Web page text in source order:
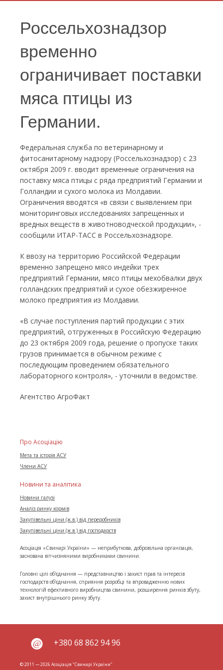
Россельхознадзор
временно
ограничивает поставки
мяса птицы из
Германии.
Федеральная служба по ветеринарному и
фитосанитарному надзору (Россельхознадзор) с 23
октября 2009 г. вводит временные ограничения на
поставку мяса птицы с ряда предприятий Германии и
Голландии и сухого молока из Молдавии.
Ограничения вводятся «в связи с выявлением при
мониторинговых исследованиях запрещенных и
вредных веществ в животноводческой продукции», -
сообщили ИТАР-ТАСС в Россельхознадзоре.
К ввозу на территорию Российской Федерации
временно запрещено мясо индейки трех
предприятий Германии, мясо птицы мехобвалки двух
голландских предприятий и сухое обезжиренное
молоко предприятия из Молдавии.
«В случае поступления партий продукции с этих
предприятий, отгруженных в Российскую Федерацию
до 23 октября 2009 года, решение о пропуске таких
грузов принимается в обычном режиме с
последующим проведением обязательного
лабораторного контроля», - уточнили в ведомстве.
Агентство АгроФакт
Про Асоціацію
Мета та історія АСУ
Члени АСУ
Новини та аналітика
Новини галузі
Аналіз ринку кормів
Закупівельні ціни (ж.в.) від переробників
Закупівельні ціни (ж.в.) від господарств
Асоціація «Свинарі України» — неприбуткова, добровільна організація,
заснована вітчизняними виробниками свинини.
Головні цілі об'єднання — представництво і захист прав та інтересів
господарств об’єднання, сприяння розробці та впровадженню нових
технологій ефективного виробництва свинини, розширення ринків збуту,
захист внутрішнього ринку збуту.
+380 68 862 94 96
© 2011 — 2026 Асоціація "Свинарі України"